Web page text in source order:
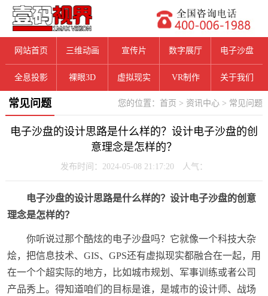
网站首页 三维动画 宣传片 数字展厅 电子沙盘
全息投影 裸眼3D 虚拟现实 VR制作 关于我们
您的位置： 首页 > 资讯中心 > 常见问题
常见问题
电子沙盘的设计思路是什么样的？设计电子沙盘的创
意理念是怎样的？
发布时间：2024-05-08 21:17:20 人气：
电子沙盘的设计思路是什么样的？设计电子沙盘的创意
理念是怎样的？
你听说过那个酷炫的电子沙盘吗？它就像一个科技大杂
烩，把信息技术、GIS、GPS还有虚拟现实都融合在一起，用
在一个个超实际的地方，比如城市规划、军事训练或者公司
产品秀上。得知道咱们的目标是谁，是城市的设计师、战场